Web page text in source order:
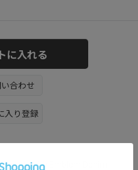
に入れる
い合わせ
入り登録
with Emblem Denim